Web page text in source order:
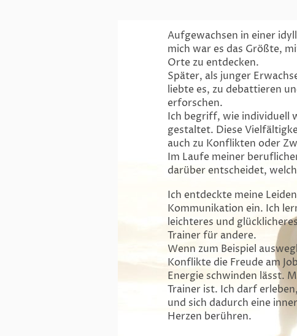
Ich entdeckte meine
Kommunikation ein. Ich
leichteres und
Trainer für andere.
Wenn zum Beispiel
Konflikte die Freude am
Energie schwinden lässt.
Trainer ist. Ich darf
und sich dadurch eine
Herzen berühren.
Aufgewachsen in einer
mich war es das Größte,
Orte zu entdecken.
Später, als junger
liebte es, zu debattieren
erforschen.
Ich begriff, wie individuell
gestaltet. Diese
auch zu Konflikten oder
Im Laufe meiner
darüber entscheidet,